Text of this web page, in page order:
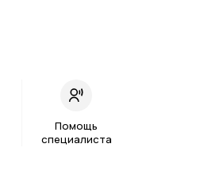
Помощь
специалиста